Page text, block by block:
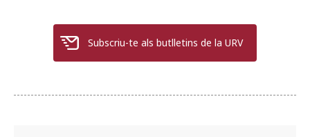
Subscriu-te als butlletins de la URV